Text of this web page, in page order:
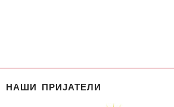
НАШИ ПРИЈАТЕЛИ